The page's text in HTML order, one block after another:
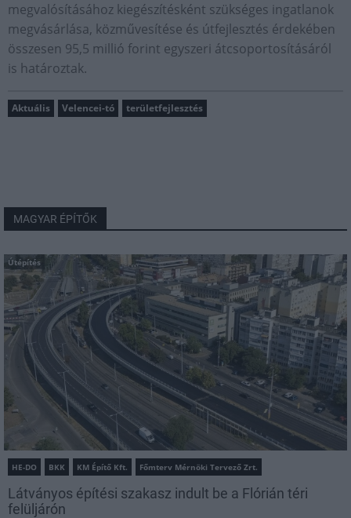
megvalósításához kiegészítésként szükséges ingatlanok
megvásárlása, közművesítése és útfejlesztés érdekében
összesen 95,5 millió forint egyszeri átcsoportosításáról
is határoztak.
Aktuális Velencei-tó területfejlesztés
MAGYAR ÉPÍTŐK
Útépítés
HE-DO BKK KM Építő Kft. Főmterv Mérnöki Tervező Zrt.
Látványos építési szakasz indult be a Flórián téri
felüljárón